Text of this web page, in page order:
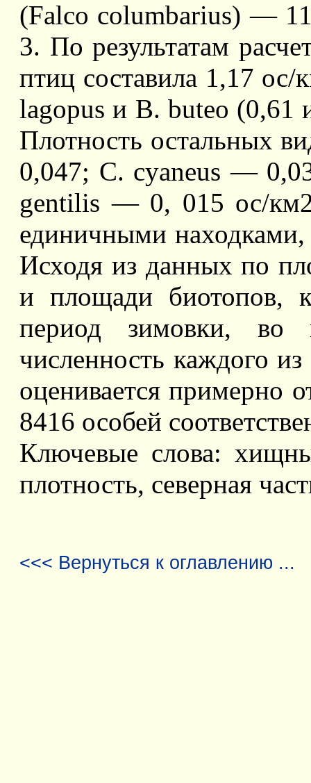
(Falco columbarius) —
3. По результатам
птиц составила 1,17
lagopus и B. buteo (0,61
Плотность остальных
0,047; C. cyaneus —
gentilis — 0, 015 ос/
единичными находками,
Исходя из данных по
и площади биотопов,
период зимовки, во
численность каждого
оценивается примерно
8416 особей
Ключевые слова:
плотность, северная
<<< Вернуться к оглавлению ...